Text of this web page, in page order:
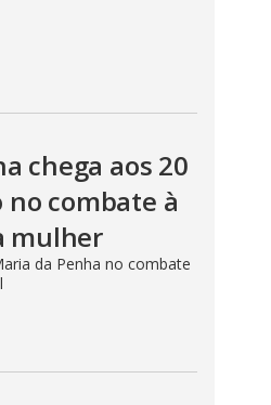
chega aos 20
no combate à
mulher
da Penha no combate